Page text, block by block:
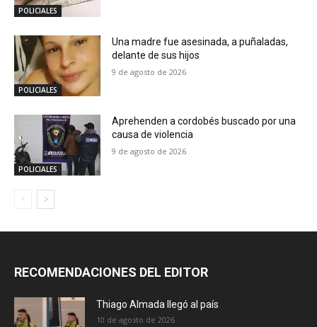
POLICIALES
POLICIALES
Una madre fue asesinada, a puñaladas,
delante de sus hijos
9 de agosto de 2026
POLICIALES
Aprehenden a cordobés buscado por una
causa de violencia
9 de agosto de 2026
RECOMENDACIONES DEL EDITOR
Thiago Almada llegó al país
10 de agosto de 2026